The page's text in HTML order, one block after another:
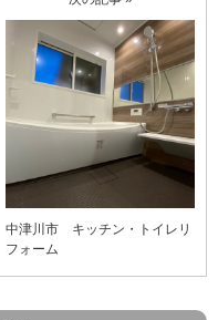
中津川市 キッチン・トイレリ
フォーム